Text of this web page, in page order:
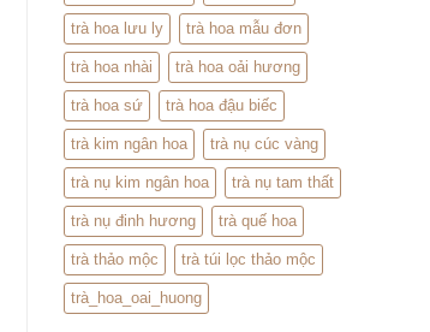
trà hoa lưu ly trà hoa mẫu đơn
trà hoa nhài trà hoa oải hương
trà hoa sứ trà hoa đậu biếc
trà kim ngân hoa trà nụ cúc vàng
trà nụ kim ngân hoa trà nụ tam thất
trà nụ đinh hương trà quế hoa
trà thảo mộc trà túi lọc thảo mộc
trà_hoa_oai_huong